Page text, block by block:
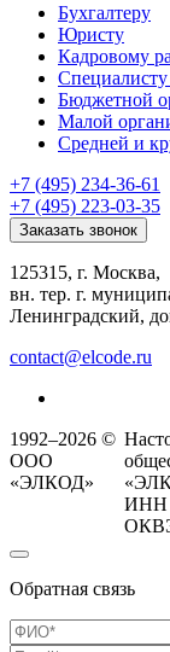
Бухгалтеру
Юристу
Кадровому
Бюджетной
Малой
Средней и
+7 (495) 234-36-61
+7 (495) 223-03-35
Заказать звонок
125315, г. Москва,
вн. тер. г.
Ленинградский,
contact@elcode.ru
1992–2026 ©
ООО
«ЭЛКОД»
ИНН
Обратная связь